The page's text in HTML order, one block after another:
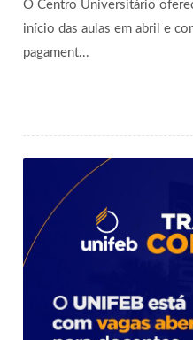
O Centro Universitário
início das aulas em abril e
pagament...